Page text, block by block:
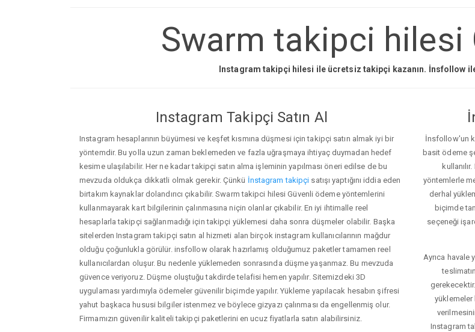
Swarm takipci hilesi
Instagram takipçi hilesi ile ücretsiz takipçi kazanın. İnsfollow
Instagram Takipçi Satın Al
Instagram hesaplarının büyümesi ve keşfet kısmına düşmesi için takipçi satın almak iyi bir
yöntemdir. Bu yolla uzun zaman beklemeden ve fazla uğraşmaya ihtiyaç duymadan hedef
kesime ulaşılabilir. Her ne kadar takipçi satın alma işleminin yapılması öneri edilse de bu
mevzuda oldukça dikkatli olmak gerekir. Çünkü İnstagram takipçi satışı yaptığını iddia eden
birtakım kaynaklar dolandırıcı çıkabilir. Swarm takipci hilesi Güvenli ödeme yöntemlerini
kullanmayarak kart bilgilerinin çalınmasına niçin olanlar çıkabilir. En iyi ihtimalle reel
hesaplarla takipçi sağlanmadığı için takipçi yüklemesi daha sonra düşmeler olabilir. Başka
sitelerden Instagram takipçi satın al hizmeti alan birçok instagram kullanıcılarının mağdur
olduğu çoğunlukla görülür. insfollow olarak hazırlamış olduğumuz paketler tamamen reel
kullanıcılardan oluşur. Bu nedenle yüklemeden sonrasında düşme yaşanmaz. Bu mevzuda
güvence veriyoruz. Düşme oluştuğu takdirde telafisi hemen yapılır. Sitemizdeki 3D
uygulaması yardımıyla ödemeler güvenilir biçimde yapılır. Yükleme yapılacak hesabın şifresi
yahut başkaca hususi bilgiler istenmez ve böylece gizyazı çalınması da engellenmiş olur.
Firmamızın güvenilir kaliteli takipçi paketlerini en ucuz fiyatlarla satın alabilirsiniz.
İnsfollow'un
basit ödeme
yöntemlerle
derhal
biçimde
seçeneği
Ayrıca havale
yüklemeler
Instagram